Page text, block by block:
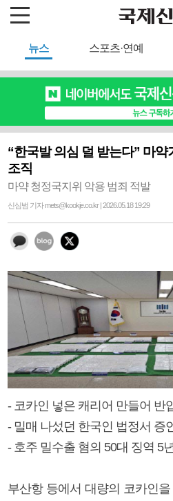
뉴스 스포츠·연예
“한국발 의심 덜 받는다” 마약
조직
마약 청정국지위 악용 범죄 적발
신심범 기자 mets@kookje.co.kr | 2026.05.18 19:29
- 코카인 넣은 캐리어 만들어 반
- 밀매 나섰던 한국인 법정서 증
- 호주 밀수출 혐의 50대 징역 5년
부산항 등에서 대량의 코카인